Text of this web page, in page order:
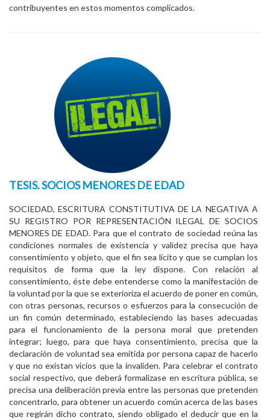
contribuyentes en estos momentos complicados.
TESIS. SOCIOS MENORES DE EDAD
SOCIEDAD, ESCRITURA CONSTITUTIVA DE LA NEGATIVA A
SU REGISTRO POR REPRESENTACIÓN ILEGAL DE SOCIOS
MENORES DE EDAD. Para que el contrato de sociedad reúna las
condiciones normales de existencia y validez precisa que haya
consentimiento y objeto, que el fin sea lícito y que se cumplan los
requisitos de forma que la ley dispone. Con relación al
consentimiento, éste debe entenderse como la manifestación de
la voluntad por la que se exterioriza el acuerdo de poner en común,
con otras personas, recursos o esfuerzos para la consecución de
un fin común determinado, estableciendo las bases adecuadas
para el funcionamiento de la persona moral que pretenden
integrar; luego, para que haya consentimiento, precisa que la
declaración de voluntad sea emitida por persona capaz de hacerlo
y que no existan vicios que la invaliden. Para celebrar el contrato
social respectivo, que deberá formalizase en escritura pública, se
precisa una deliberación previa entre las personas que pretenden
concentrarlo, para obtener un acuerdo común acerca de las bases
que regirán dicho contrato, siendo obligado el deducir que en la